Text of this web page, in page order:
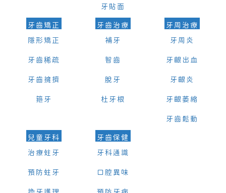
牙貼面
牙齒矯正
隱形矯正
牙齒稀疏
牙齒擁擠
箍牙
牙齒治療
補牙
智齒
脫牙
杜牙根
牙周治療
牙周炎
牙齦出血
牙齦炎
牙齦萎縮
牙齒鬆動
兒童牙科
治療蛀牙
預防蛀牙
牙齒保健
牙科通識
口腔異味